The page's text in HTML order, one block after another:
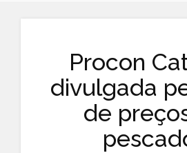
Procon
divulgada
de